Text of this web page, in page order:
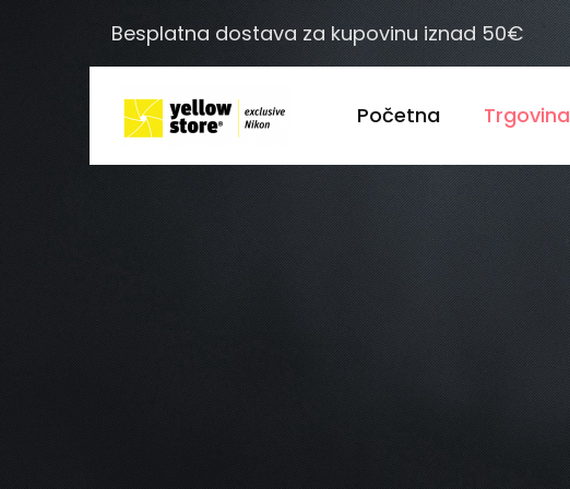
Besplatna dostava za kupovinu iznad 50€
Početna Trgovina